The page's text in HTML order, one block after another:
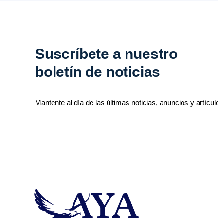
Suscríbete a nuestro
boletín de noticias
Mantente al día de las últimas noticias, anuncios y